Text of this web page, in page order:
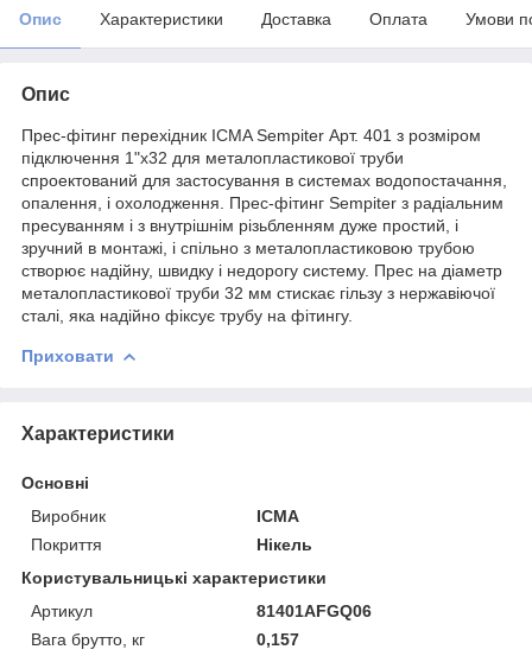
Опис Характеристики Доставка Оплата Умови
Опис
Прес-фітинг перехідник ICMA Sempiter Арт. 401 з розміром
підключення 1"х32 для металопластикової труби
спроектований для застосування в системах водопостачання,
опалення, і охолодження. Прес-фітинг Sempiter з радіальним
пресуванням і з внутрішнім різьбленням дуже простий, і
зручний в монтажі, і спільно з металопластиковою трубою
створює надійну, швидку і недорогу систему. Прес на діаметр
металопластикової труби 32 мм стискає гільзу з нержавіючої
сталі, яка надійно фіксує трубу на фітингу.
Приховати
Характеристики
Основні
Виробник
ICMA
Покриття
Нікель
Користувальницькі характеристики
Артикул
81401AFGQ06
Вага брутто, кг
0,157